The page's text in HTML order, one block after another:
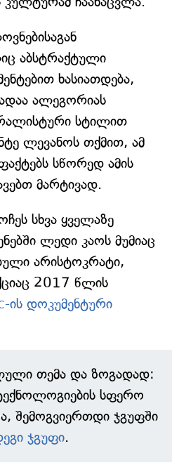
აბსტრაქტული
ხასიათდება,
ალეგორიას
სტილით
ლევანოს თქმით, ამ
სწორედ ამის
მარტივად.
სხვა ყველაზე
ლედი კაოს მუმიაც
არისტოკრატი,
2017 წლის
დოკუმენტური
თემა და ზოგადად:
სფერო
შემოგვიერთდი ჯგუფში
ჯგუფი.